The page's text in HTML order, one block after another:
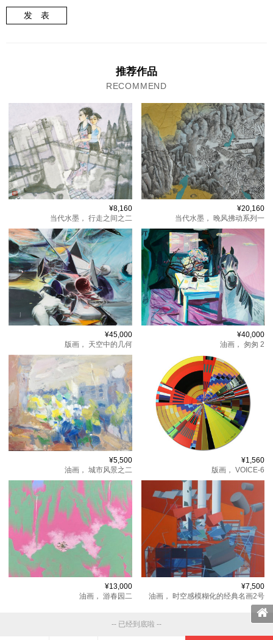
发 表
推荐作品
RECOMMEND
¥8,160
当代水墨， 行走之间之二
¥20,160
当代水墨，
晚风拂动系列一
¥45,000
版画，
天空中的几何
¥40,000
油画， 匆匆 2
¥5,500
油画， 城市风景之二
¥1,560
版画， VOICE-6
¥13,000
油画， 游春园二
¥7,500
油画，
时空感模糊化的经典名画2号
-- 已经到底啦 --